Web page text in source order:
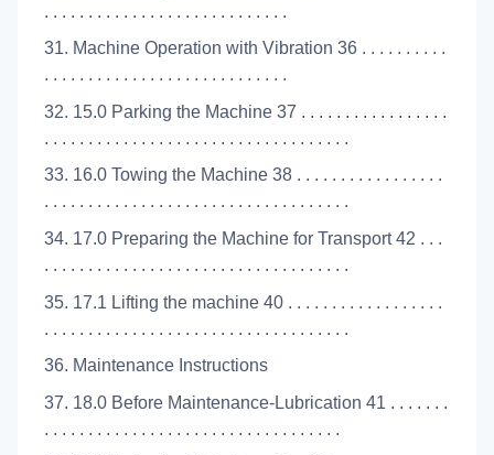
. . . . . . . . . . . . . . . . . . . . . . . . . . . .
31. Machine Operation with Vibration 36 . . . . . . . . . .
. . . . . . . . . . . . . . . . . . . . . . . . . . . .
32. 15.0 Parking the Machine 37 . . . . . . . . . . . . . . . . .
. . . . . . . . . . . . . . . . . . . . . . . . . . . . . . . . . . .
33. 16.0 Towing the Machine 38 . . . . . . . . . . . . . . . . .
. . . . . . . . . . . . . . . . . . . . . . . . . . . . . . . . . . .
34. 17.0 Preparing the Machine for Transport 42 . . .
. . . . . . . . . . . . . . . . . . . . . . . . . . . . . . . . . . .
35. 17.1 Lifting the machine 40 . . . . . . . . . . . . . . . . . .
. . . . . . . . . . . . . . . . . . . . . . . . . . . . . . . . . . .
36. Maintenance Instructions
37. 18.0 Before Maintenance-Lubrication 41 . . . . . . .
. . . . . . . . . . . . . . . . . . . . . . . . . . . . . . . . . .